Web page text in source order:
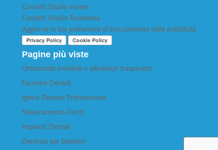
Contatti Studio Varese
Contatti Studio Travedona
Aggiorna le tue preferenze di tracciamento della pubblicità
Pagine più viste
Ortodonzia invisibile e allineatori trasparenti
Faccette Dentali
Igiene Dentale Professionale
Sbiancamento Denti
Impianti Dentali
Dentista per bambini